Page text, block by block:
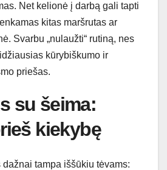
Net kelionė į darbą gali tapti
kitas maršrutas ar
Svarbu „nulaužti“ rutiną, nes
kūrybiškumo ir
priešas.
su šeima:
kiekybę
tampa iššūkiu tėvams: